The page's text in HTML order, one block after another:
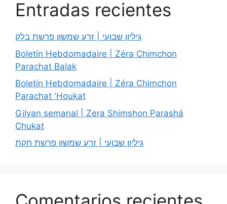
Entradas recientes
גיליון שבועי | זרע שמשון פרשת בלק
Boletín Hebdomadaire | Zéra Chimchon
Parachat Balak
Boletín Hebdomadaire | Zéra Chimchon
Parachat 'Houkat
Gilyan semanal | Zera Shimshon Parashá
Chukat
גיליון שבועי | זרע שמשון פרשת חקת